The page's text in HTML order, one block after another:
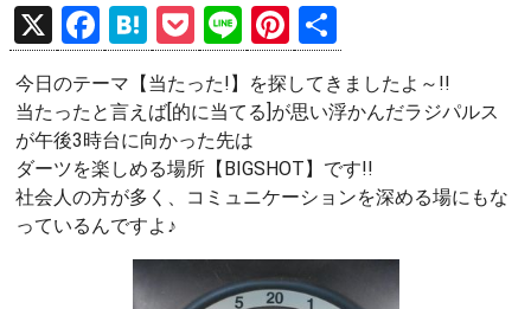
X
F
a
ce
b
o
o
H
at
e
n
a
P
o
ck
et
Li
n
e
Pi
nt
er
t
有
今日のテーマ【当たった!】を探してきましたよ～!!
当たったと言えば[的に当てる]が思い浮かんだラジパルス
が午後3時台に向かった先は
ダーツを楽しめる場所【BIGSHOT】です!!
社会人の方が多く、コミュニケーションを深める場にもな
っているんですよ♪